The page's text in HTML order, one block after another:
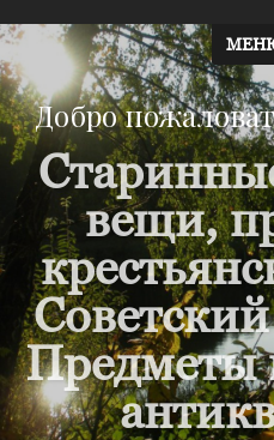
Добро
вещи,
Предметы